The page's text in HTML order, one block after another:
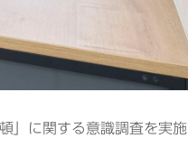
」に関する意識調査を実施